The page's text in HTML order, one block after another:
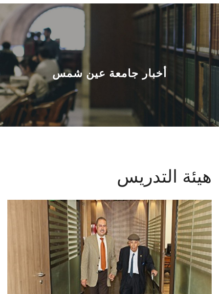
الرئيسيـة
عن الجامعة
القطاعـات
الشئون الأكاديمية
البحث العلمي
الأنظمة الذكية
أخبار جامعة عين شمس
هيئة التدريس